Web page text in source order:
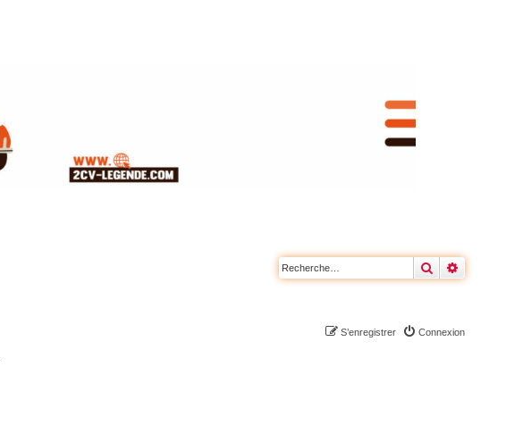
Rechercher
Connexion
S’enregistrer